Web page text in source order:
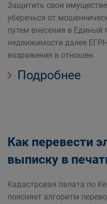
Защитить свои
уберечься от
путем внесения в Единый
недвижимости далее
возражения в отношен
Подробнее
Как перевести
выписку в
Кадастровая палата по
поясняет алгоритм